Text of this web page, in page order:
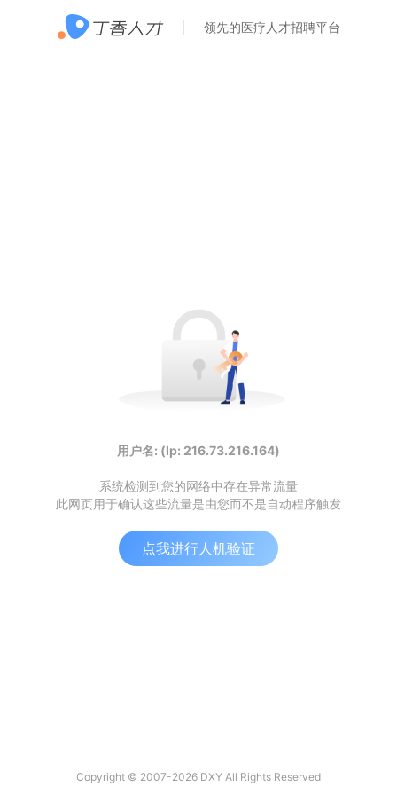
领先的医疗人才招聘平台
用户名: (Ip: 216.73.216.164)
系统检测到您的网络中存在异常流量
此网页用于确认这些流量是由您而不是自动程序触发
点我进行人机验证
Copyright © 2007-2026 DXY All Rights Reserved